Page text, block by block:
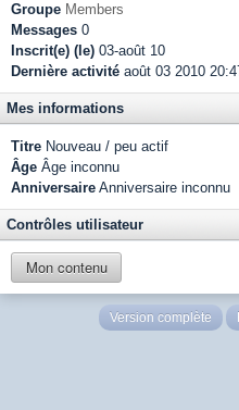
Groupe Members
Messages 0
Inscrit(e) (le) 03-août 10
Dernière activité août 03 2010
Mes informations
Titre Nouveau / peu actif
Âge Âge inconnu
Anniversaire Anniversaire inconnu
Contrôles utilisateur
Mon contenu
Version complète